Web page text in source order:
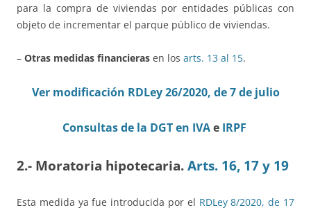
para la compra de viviendas por entidades públicas con
objeto de incrementar el parque público de viviendas.
– Otras medidas financieras en los arts. 13 al 15.
Ver modificación RDLey 26/2020, de 7 de julio
Consultas de la DGT en IVAe IRPF
2.- Moratoria hipotecaria. Arts. 16, 17 y 19
Esta medida ya fue introducida por el RDLey 8/2020, de 17